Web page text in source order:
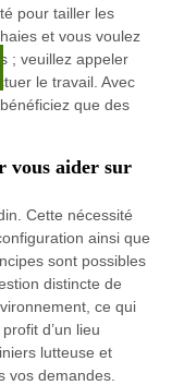
pour tailler les
et vous voulez
; veuillez appeler
le travail. Avec
que des
vous aider sur
Cette nécessité
ainsi que
sont possibles
distincte de
ce qui
d’un lieu
lutteuse et
vos demandes.